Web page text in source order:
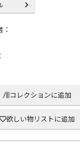
コレクションに追加
欲しい物リストに追加